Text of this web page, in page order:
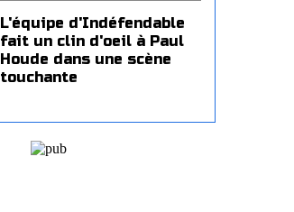
L'équipe d'Indéfendable
fait un clin d'oeil à Paul
Houde dans une scène
touchante